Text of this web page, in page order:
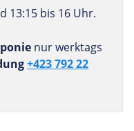
13:15 bis 16 Uhr.
nur werktags
+423 792 22